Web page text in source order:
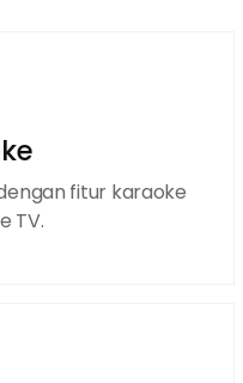
fitur karaoke
TV.